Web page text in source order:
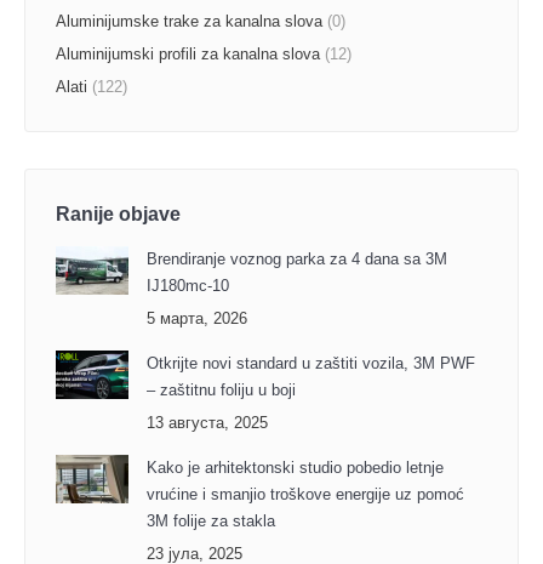
Aluminijumske trake za kanalna slova (0)
Aluminijumski profili za kanalna slova (12)
Alati (122)
Ranije objave
Brendiranje voznog parka za 4 dana sa 3M
IJ180mc-10
5 марта, 2026
Otkrijte novi standard u zaštiti vozila, 3M PWF
– zaštitnu foliju u boji
13 августа, 2025
Kako je arhitektonski studio pobedio letnje
vrućine i smanjio troškove energije uz pomoć
3M folije za stakla
23 јула, 2025